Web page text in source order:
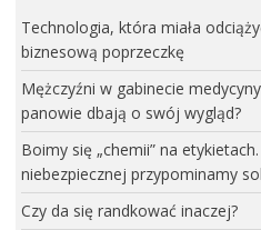
Technologia, która miała
biznesową poprzeczkę
Mężczyźni w gabinecie
panowie dbają o swój wygląd?
Boimy się „chemii” na
niebezpiecznej przypominamy
Czy da się randkować inaczej?